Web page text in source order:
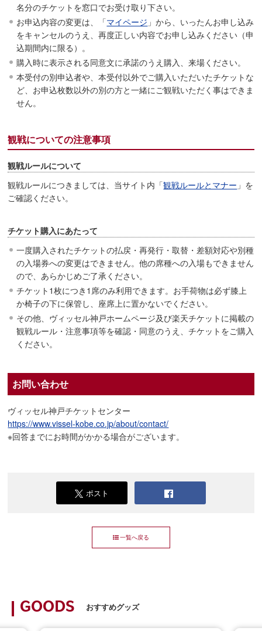
名分のチケットを窓口でお受け取り下さい。
お申込内容の変更は、「マイページ 」から、いったんお申し込み
をキャンセルのうえ、再度正しい内容でお申し込みください（申
込期間内に限る）。
購入時に表示される同意文に承諾のうえ購入、来場ください。
本受付の別申込者や、本受付以外でご購入いただいたチケットな
ど、お申込枚数以外の別の方と一緒にご観戦いただく事はできま
せん。
観戦についての注意事項
観戦ルールについて
観戦ルールにつきましては、当サイト内「観戦ルールとマナー 」を
ご確認ください。
チケット購入にあたって
一度購入されたチケットの払戻・再発行・取替・差額対応や別種
の入場券への変更はできません。他の席種への入場もできません
ので、あらかじめご了承ください。
チケット1枚につき1席のみ利用できます。お手荷物は必ず膝上
か椅子の下に保管し、座席上に置かないでください。
その他、ヴィッセル神戸ホームページ及び楽天チケットに掲載の
観戦ルール・注意事項等を確認・同意のうえ、チケットをご購入
ください。
お問い合わせ
ヴィッセル神戸チケットセンター
https://www.vissel-kobe.co.jp/about/contact/
※回答までにお時間がかかる場合がございます。
ポスト
一覧へ戻る
GOODS おすすめグッズ